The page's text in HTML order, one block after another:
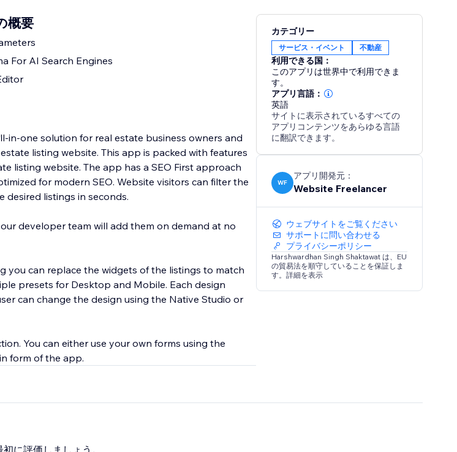
概要
For AI Search Engines
in-one solution for real estate business owners and
listing website. This app is packed with features
listing website. The app has a SEO First approach
for modern SEO. Website visitors can filter the
desired listings in seconds.
developer team will add them on demand at no
you can replace the widgets of the listings to match
presets for Desktop and Mobile. Each design
can change the design using the Native Studio or
You can either use your own forms using the
form of the app.
カテゴリー
サービス・イベント 不動産
利用できる国：
このアプリは世界中で利用できま
す。
アプリ言語：
英語
サイトに表示されているすべての
アプリコンテンツをあらゆる言語
に翻訳できます。
WF
アプリ開発元：
Website Freelancer
ウェブサイトをご覧ください
サポートに問い合わせる
プライバシーポリシー
Harshwardhan Singh Shaktawat は、EU
の貿易法を順守していることを保証しま
す。詳細を表示